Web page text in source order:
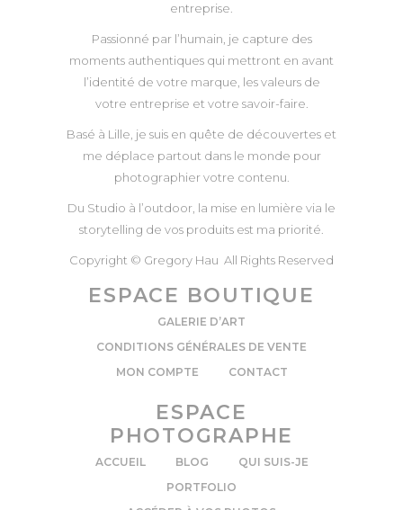
entreprise.
Passionné par l’humain, je capture des
moments authentiques qui mettront en avant
l’identité de votre marque, les valeurs de
votre entreprise et votre savoir-faire.
Basé à Lille, je suis en quête de découvertes et
me déplace partout dans le monde pour
photographier votre contenu.
Du Studio à l’outdoor, la mise en lumière via le
storytelling de vos produits est ma priorité.
Copyright © Gregory Hau All Rights Reserved
ESPACE BOUTIQUE
GALERIE D’ART
CONDITIONS GÉNÉRALES DE VENTE
MON COMPTE
CONTACT
ESPACE
PHOTOGRAPHE
ACCUEIL BLOG
QUI SUIS-JE
PORTFOLIO